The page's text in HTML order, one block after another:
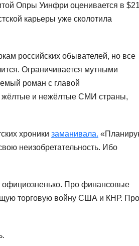
Опры Уинфри оценивается в
карьеры уже сколотила
российских обывателей, но все
Ограничивается мутными
роман с главой
жёлтые и нежёлтые СМИ страны,
хроники заманивала.
неизобретательность. Ибо
официозненько. Про финансовые
торговую войну США и КНР. Про